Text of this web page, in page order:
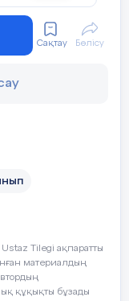
Сақтау Бөлісу
Tilegi ақпаратты
материалдың
құқықты бұзады